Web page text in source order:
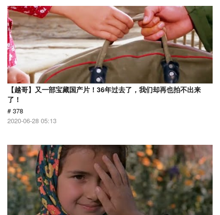
【越哥】又一部宝藏国产片！36年过去了，我们却再也拍不出来
了！
# 378
2020-06-28 05:13